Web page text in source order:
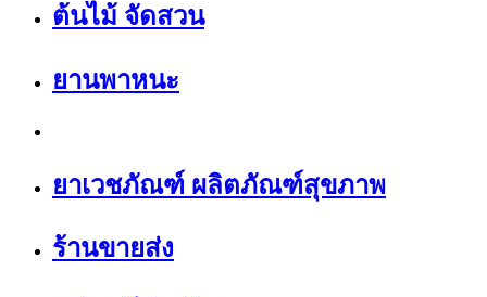
ต้นไม้ จัดสวน
ยานพาหนะ
ยาเวชภัณฑ์ ผลิตภัณฑ์สุขภาพ
ร้านขายส่ง